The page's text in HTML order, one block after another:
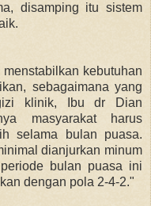
disamping itu sistem
kebutuhan
sebagaimana yang
klinik, Ibu dr Dian
masyarakat harus
selama bulan puasa.
dianjurkan minum
bulan puasa ini
dengan pola 2-4-2."